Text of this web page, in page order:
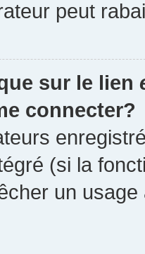
peut
sur le lien
connecter?
(si la
un